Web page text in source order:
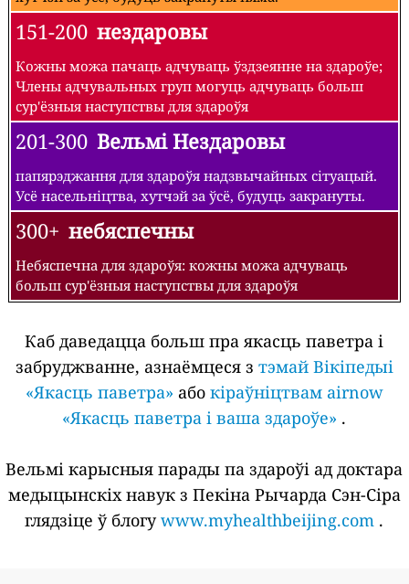
151-200 нездаровы
Кожны можа пачаць адчуваць ўздзеянне на здароўе;
Члены адчувальных груп могуць адчуваць больш
сур'ёзныя наступствы для здароўя
201-300 Вельмі Нездаровы
папярэджання для здароўя надзвычайных сітуацый.
Усё насельніцтва, хутчэй за ўсё, будуць закрануты.
300+ небяспечны
Небяспечна для здароўя: кожны можа адчуваць
больш сур'ёзныя наступствы для здароўя
Каб даведацца больш пра якасць паветра і
забруджванне, азнаёмцеся з тэмай Вікіпедыі
«Якасць паветра» або кіраўніцтвам airnow
«Якасць паветра і ваша здароўе» .
Вельмі карысныя парады па здароўі ад доктара
медыцынскіх навук з Пекіна Рычарда Сэн-Сіра
глядзіце ў блогуwww.myhealthbeijing.com .